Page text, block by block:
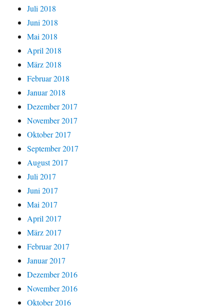
Juli 2018
Juni 2018
Mai 2018
April 2018
März 2018
Februar 2018
Januar 2018
Dezember 2017
November 2017
Oktober 2017
September 2017
August 2017
Juli 2017
Juni 2017
Mai 2017
April 2017
März 2017
Februar 2017
Januar 2017
Dezember 2016
November 2016
Oktober 2016